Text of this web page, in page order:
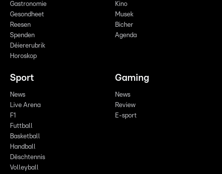
Gastronomie
Gesondheet
Reesen
Spenden
Déiererubrik
Horoskop
Kino
Musek
Bicher
Agenda
Sport
News
Live Arena
F1
Futtball
Basketball
Handball
Dëschtennis
Volleyball
Gaming
News
Review
E-sport